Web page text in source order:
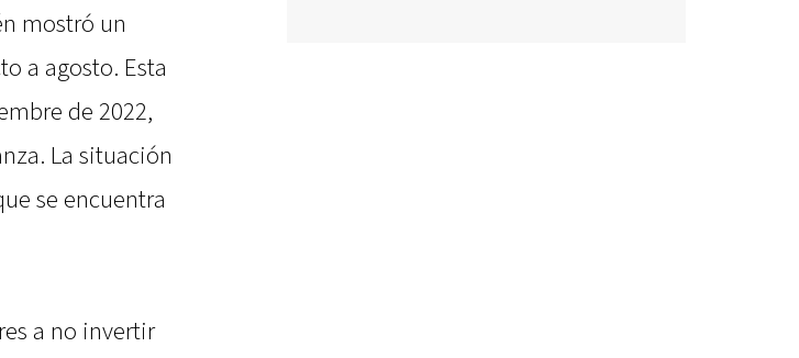
mostró un
a agosto. Esta
de 2022,
La situación
se encuentra
a no invertir